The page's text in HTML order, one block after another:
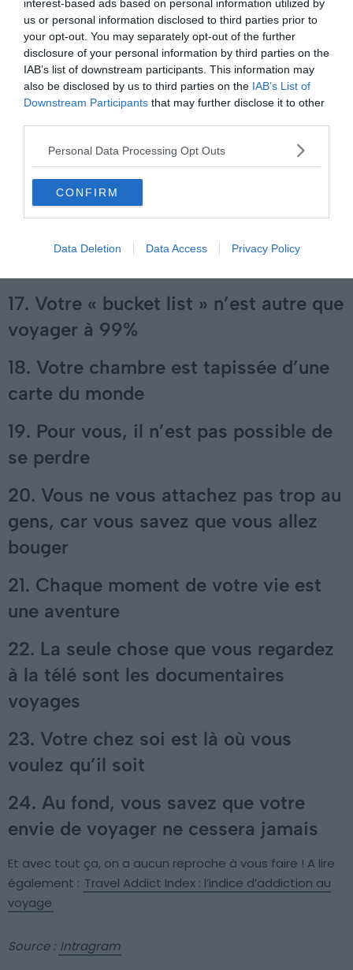
interest-based ads based on personal information utilized by
us or personal information disclosed to third parties prior to
your opt-out. You may separately opt-out of the further
disclosure of your personal information by third parties on the
IAB’s list of downstream participants. This information may
also be disclosed by us to third parties on the IAB’s List of
Downstream Participants that may further disclose it to other
Personal Data Processing Opt Outs
CONFIRM
Data Deletion Data Access Privacy Policy
n’importe où
13. Rien ne vous rend plus heureux que
de partir pour une nouvelle aventure
14. Vous planifiez même votre
15. Vous stressez toujours de ne pas
avoir le temps de tout voir
16. Votre argent vous sert à : 1) rester
17. Votre « bucket list » n’est autre que
voyager à 99%
18. Votre chambre est tapissée d’une
carte du monde
19. Pour vous, il n’est pas possible de
se perdre
20. Vous ne vous attachez pas trop au
gens, car vous savez que vous allez
bouger
21. Chaque moment de votre vie est
une aventure
22. La seule chose que vous regardez
à la télé sont les documentaires
voyages
23. Votre chez soi est là où vous
voulez qu’il soit
24. Au fond, vous savez que votre
envie de voyager ne cessera jamais
Et avec tout ça, on a aucun reproche à vous faire ! A lire
également : Travel Addict Index : l’indice d’addiction au
voyage
Source : Intragram